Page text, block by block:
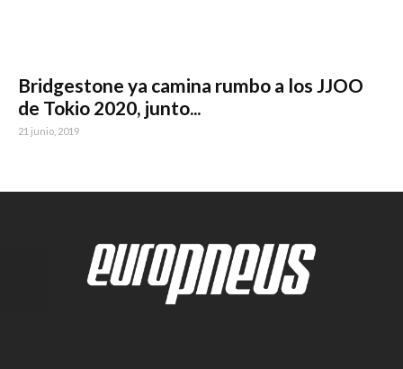
Bridgestone ya camina rumbo a los JJOO
de Tokio 2020, junto...
21 junio, 2019